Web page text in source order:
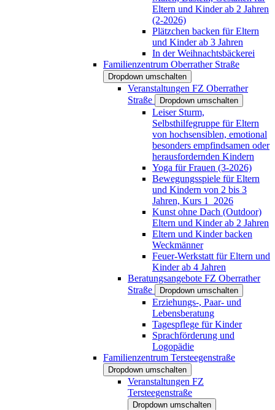
Eltern und Kinder ab 2 Jahren
(2-2026)
Plätzchen backen für Eltern
und Kinder ab 3 Jahren
In der Weihnachtsbäckerei
Familienzentrum Oberrather Straße
Dropdown umschalten
Veranstaltungen FZ Oberrather
Straße
Dropdown umschalten
Leiser Sturm,
Selbsthilfegruppe für Eltern
von hochsensiblen, emotional
besonders empfindsamen oder
herausfordernden Kindern
Yoga für Frauen (3-2026)
Bewegungsspiele für Eltern
und Kindern von 2 bis 3
Jahren, Kurs 1_2026
Kunst ohne Dach (Outdoor)
Eltern und Kinder ab 2 Jahren
Eltern und Kinder backen
Weckmänner
Feuer-Werkstatt für Eltern und
Kinder ab 4 Jahren
Beratungsangebote FZ Oberrather
Straße
Dropdown umschalten
Erziehungs-, Paar- und
Lebensberatung
Tagespflege für Kinder
Sprachförderung und
Logopädie
Familienzentrum Tersteegenstraße
Dropdown umschalten
Veranstaltungen FZ
Tersteegenstraße
Dropdown umschalten